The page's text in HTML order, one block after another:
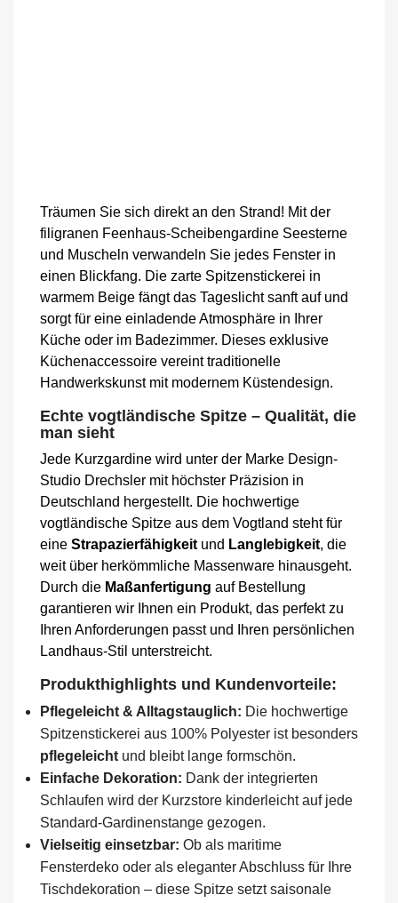
Träumen Sie sich direkt an den Strand! Mit der
filigranen Feenhaus-Scheibengardine Seesterne
und Muscheln verwandeln Sie jedes Fenster in
einen Blickfang. Die zarte Spitzenstickerei in
warmem Beige fängt das Tageslicht sanft auf und
sorgt für eine einladende Atmosphäre in Ihrer
Küche oder im Badezimmer. Dieses exklusive
Küchenaccessoire vereint traditionelle
Handwerkskunst mit modernem Küstendesign.
Echte vogtländische Spitze – Qualität, die
man sieht
Jede Kurzgardine wird unter der Marke Design-
Studio Drechsler mit höchster Präzision in
Deutschland hergestellt. Die hochwertige
vogtländische Spitze aus dem Vogtland steht für
eine Strapazierfähigkeit und Langlebigkeit, die
weit über herkömmliche Massenware hinausgeht.
Durch die Maßanfertigung auf Bestellung
garantieren wir Ihnen ein Produkt, das perfekt zu
Ihren Anforderungen passt und Ihren persönlichen
Landhaus-Stil unterstreicht.
Produkthighlights und Kundenvorteile:
Pflegeleicht & Alltagstauglich: Die hochwertige
Spitzenstickerei aus 100% Polyester ist besonders
pflegeleicht und bleibt lange formschön.
Einfache Dekoration: Dank der integrierten
Schlaufen wird der Kurzstore kinderleicht auf jede
Standard-Gardinenstange gezogen.
Vielseitig einsetzbar: Ob als maritime
Fensterdeko oder als eleganter Abschluss für Ihre
Tischdekoration – diese Spitze setzt saisonale